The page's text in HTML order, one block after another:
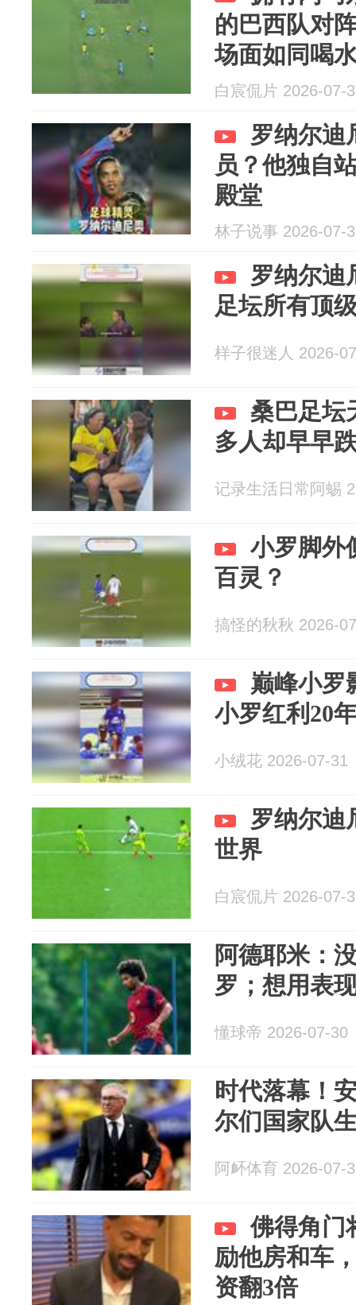
的巴西队对
场面如同喝
白宸侃片 2026-07-
罗纳尔迪
员？他独自
殿堂
林子说事 2026-07-
罗纳尔迪
足坛所有顶
样子很迷人 2026-
桑巴足坛
多人却早早
记录生活日常阿蜴
小罗脚外
百灵？
搞怪的秋秋 2026-
巅峰小罗
小罗红利20
小绒花 2026-07-31
罗纳尔迪
世界
白宸侃片 2026-07-
阿德耶米：
罗；想用表
懂球帝 2026-07-30
时代落幕！
尔们国家队
阿衃体育 2026-07-
佛得角门
励他房和车
资翻3倍